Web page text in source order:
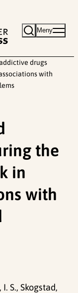
Meny
drugs
with
the
in
with
S., Skogstad,